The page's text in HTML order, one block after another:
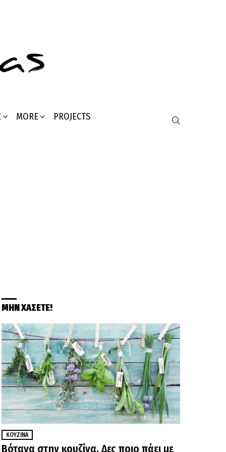
MORE PROJECTS
ΜΗΝ ΧΑΣΕΤΕ!
ΚΟΥΖΊΝΑ
Βότανα στην κουζίνα. Δες ποιο πάει με